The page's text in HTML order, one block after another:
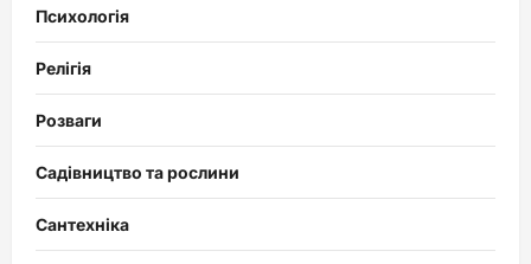
Психологія
Релігія
Розваги
Садівництво та рослини
Сантехніка